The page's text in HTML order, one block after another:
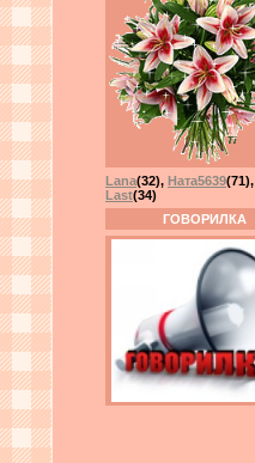
Lana(32), Ната5639(71),
Last(34)
ГОВОРИЛКА